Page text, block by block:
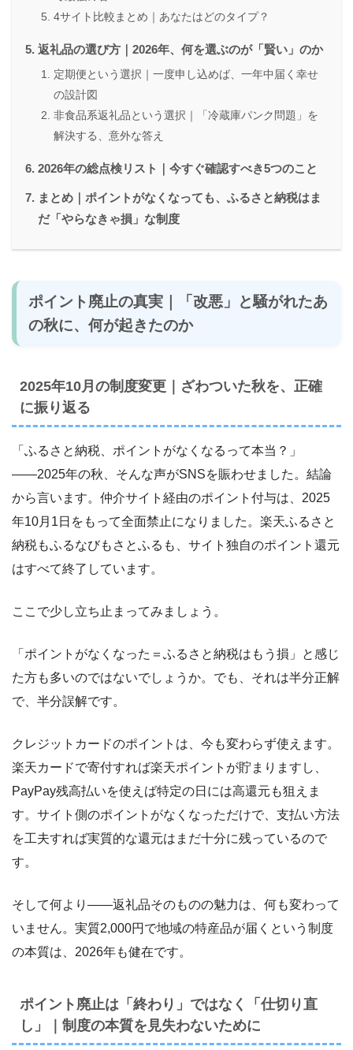
4サイト比較まとめ｜あなたはどのタイプ？
返礼品の選び方｜2026年、何を選ぶのが「賢い」のか
定期便という選択｜一度申し込めば、一年中届く幸せ
の設計図
非食品系返礼品という選択｜「冷蔵庫パンク問題」を
解決する、意外な答え
2026年の総点検リスト｜今すぐ確認すべき5つのこと
まとめ｜ポイントがなくなっても、ふるさと納税はま
だ「やらなきゃ損」な制度
ポイント廃止の真実｜「改悪」と騒がれたあ
の秋に、何が起きたのか
2025年10月の制度変更｜ざわついた秋を、正確
に振り返る
「ふるさと納税、ポイントがなくなるって本当？」
――2025年の秋、そんな声がSNSを賑わせました。結論
から言います。仲介サイト経由のポイント付与は、2025
年10月1日をもって全面禁止になりました。楽天ふるさと
納税もふるなびもさとふるも、サイト独自のポイント還元
はすべて終了しています。
ここで少し立ち止まってみましょう。
「ポイントがなくなった＝ふるさと納税はもう損」と感じ
た方も多いのではないでしょうか。でも、それは半分正解
で、半分誤解です。
クレジットカードのポイントは、今も変わらず使えます。
楽天カードで寄付すれば楽天ポイントが貯まりますし、
PayPay残高払いを使えば特定の日には高還元も狙えま
す。サイト側のポイントがなくなっただけで、支払い方法
を工夫すれば実質的な還元はまだ十分に残っているので
す。
そして何より――返礼品そのものの魅力は、何も変わって
いません。実質2,000円で地域の特産品が届くという制度
の本質は、2026年も健在です。
ポイント廃止は「終わり」ではなく「仕切り直
し」｜制度の本質を見失わないために